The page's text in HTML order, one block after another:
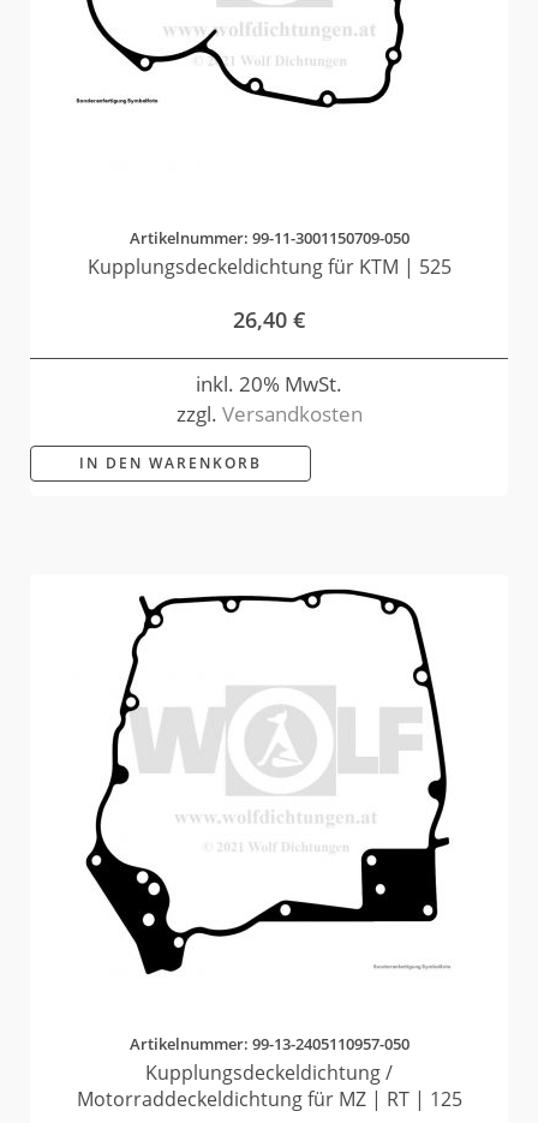
Artikelnummer: 99-11-3001150709-050
Kupplungsdeckeldichtung für KTM | 525
26,40 €
inkl. 20% MwSt.
zzgl. Versandkosten
IN DEN WARENKORB
Artikelnummer: 99-13-2405110957-050
Kupplungsdeckeldichtung /
Motorraddeckeldichtung für MZ | RT | 125